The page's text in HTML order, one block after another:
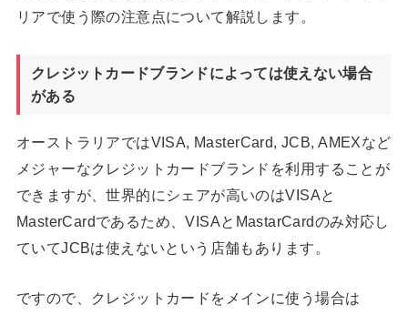
リアで使う際の注意点について解説します。
クレジットカードブランドによっては使えない場合
がある
オーストラリアではVISA, MasterCard, JCB, AMEXなど
メジャーなクレジットカードブランドを利用することが
できますが、世界的にシェアが高いのはVISAと
MasterCardであるため、VISAとMastarCardのみ対応し
ていてJCBは使えないという店舗もあります。
ですので、クレジットカードをメインに使う場合は